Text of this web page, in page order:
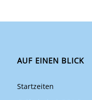
AUF EINEN BLICK
Startzeiten